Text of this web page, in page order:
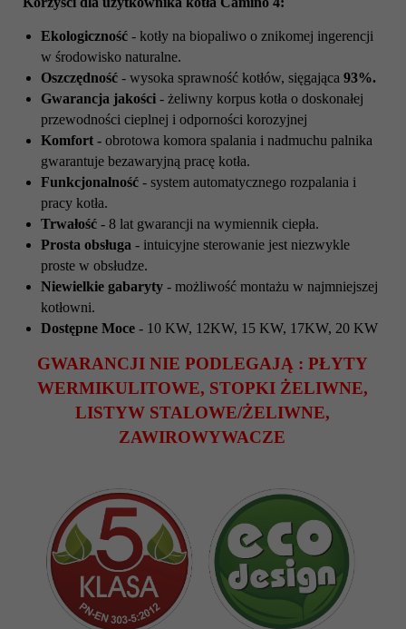
Ekologiczność - kotły na biopaliwo o znikomej ingerencji
w środowisko naturalne.
Oszczędność - wysoka sprawność kotłów, sięgająca 93%.
Gwarancja jakości - żeliwny korpus kotła o doskonałej
przewodności cieplnej i odporności korozyjnej
Komfort - obrotowa komora spalania i nadmuchu palnika
gwarantuje bezawaryjną pracę kotła.
Funkcjonalność - system automatycznego rozpalania i
pracy kotła.
Trwałość - 8 lat gwarancji na wymiennik ciepła.
Prosta obsługa - intuicyjne sterowanie jest niezwykle
proste w obsłudze.
Niewielkie gabaryty - możliwość montażu w najmniejszej
kotłowni.
Dostępne Moce - 10 KW, 12KW, 15 KW, 17KW, 20 KW
GWARANCJI NIE PODLEGAJĄ : PŁYTY
WERMIKULITOWE, STOPKI ŻELIWNE,
LISTYW STALOWE/ŻELIWNE,
ZAWIROWYWACZE